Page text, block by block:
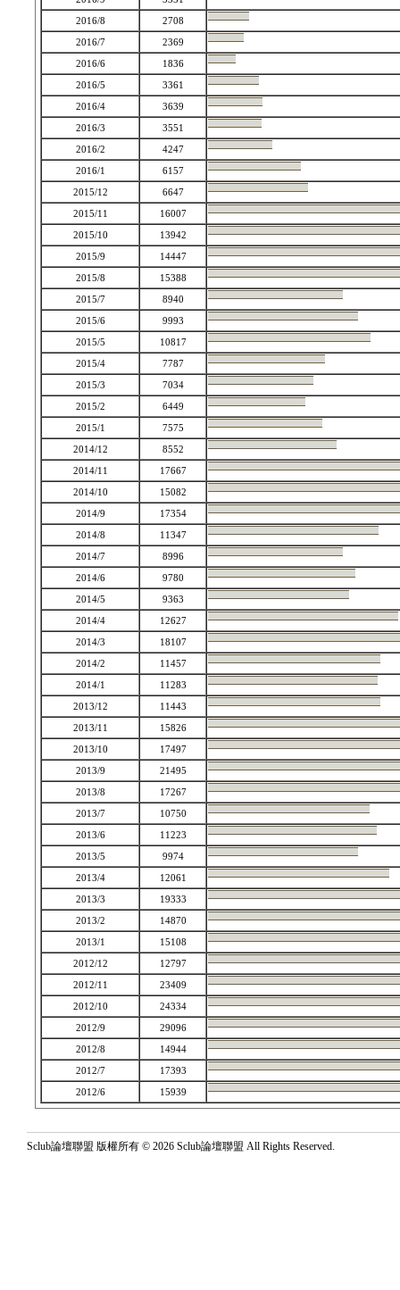
2016/8
2708
2016/7
2369
2016/6
1836
2016/5
3361
2016/4
3639
2016/3
3551
2016/2
4247
2016/1
6157
2015/12
6647
2015/11
16007
2015/10
13942
2015/9
14447
2015/8
15388
2015/7
8940
2015/6
9993
2015/5
10817
2015/4
7787
2015/3
7034
2015/2
6449
2015/1
7575
2014/12
8552
2014/11
17667
2014/10
15082
2014/9
17354
2014/8
11347
2014/7
8996
2014/6
9780
2014/5
9363
2014/4
12627
2014/3
18107
2014/2
11457
2014/1
11283
2013/12
11443
2013/11
15826
2013/10
17497
2013/9
21495
2013/8
17267
2013/7
10750
2013/6
11223
2013/5
9974
2013/4
12061
2013/3
19333
2013/2
14870
2013/1
15108
2012/12
12797
2012/11
23409
2012/10
24334
2012/9
29096
2012/8
14944
2012/7
17393
2012/6
15939
Sclub論壇聯盟 版權所有 © 2026 Sclub論壇聯盟 All Rights Reserved.